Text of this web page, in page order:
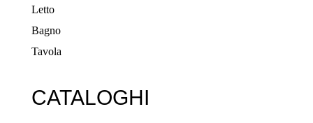
Letto
Bagno
Tavola
CATALOGHI